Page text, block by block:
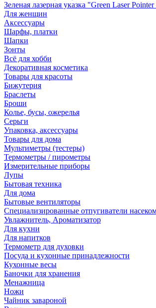
Зеленая лазерная указка "Green Laser
Для женщин
Аксессуары
Шарфы, платки
Шапки
Зонты
Всё для хобби
Декоративная косметика
Товары для красоты
Бижутерия
Браслеты
Броши
Колье, бусы, ожерелья
Серьги
Упаковка, аксессуары
Товары для дома
Мультиметры (тестеры)
Термометры / пирометры
Измерительные приборы
Лупы
Бытовая техника
Для дома
Бытовые вентиляторы
Специализированные отпугиватели
Увлажнитель, Ароматизатор
Для кухни
Для напитков
Термометр для духовки
Посуда и кухонные принадлежности
Кухонные весы
Баночки для хранения
Менажница
Ножи
Чайник завароной